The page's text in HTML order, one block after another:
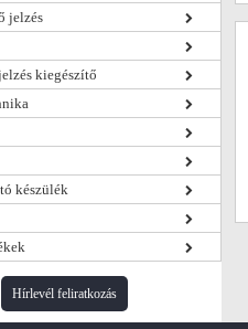
jelzés
kiegészítő
készülék
Hírlevél feliratkozás